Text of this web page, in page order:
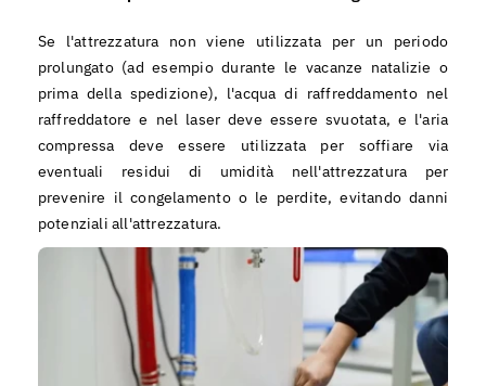
Se l'attrezzatura non viene utilizzata per un periodo
prolungato (ad esempio durante le vacanze natalizie o
prima della spedizione), l'acqua di raffreddamento nel
raffreddatore e nel laser deve essere svuotata, e l'aria
compressa deve essere utilizzata per soffiare via
eventuali residui di umidità nell'attrezzatura per
prevenire il congelamento o le perdite, evitando danni
potenziali all'attrezzatura.